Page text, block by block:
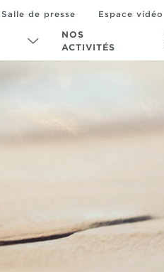
NOS
ACTIVITÉS
Salle de presse Espace vidéo